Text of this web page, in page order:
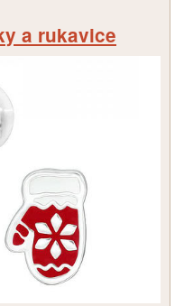
a rukavice